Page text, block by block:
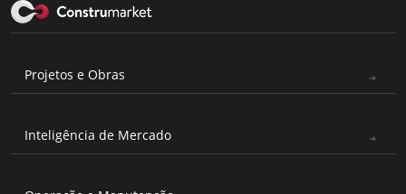
Projetos e Obras
Inteligência de Mercado